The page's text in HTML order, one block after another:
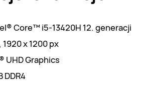
Core™ i5-13420H 12. generacji
x 1200 px
UHD Graphics
DDR4